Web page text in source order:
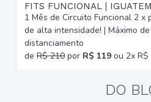
1 Mês de Circuito Funcional 2 x
de alta intensidade! | Máximo
distanciamento
de R$ 210 por R$ 119 ou 2x R$
DO